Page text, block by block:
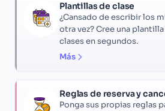
Plantillas de clase
¿Cansado de escribir los
otra vez? Cree una plantilla
clases en segundos.
Más
Reglas de reserva y
Ponga sus propias reglas